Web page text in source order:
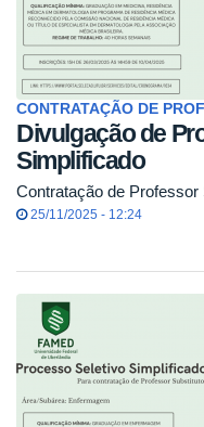
CONTRATAÇÃO DE
Divulgação de
Simplificado
Contratação de
25/11/2025 - 12:24